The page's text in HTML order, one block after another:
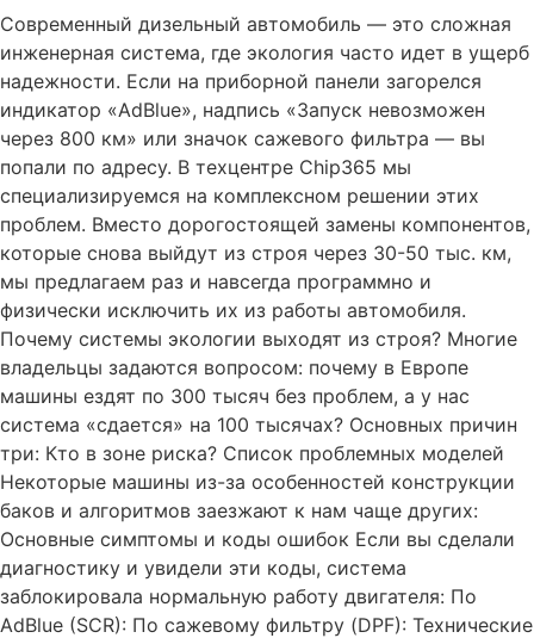
Современный дизельный автомобиль — это сложная
инженерная система, где экология часто идет в ущерб
надежности. Если на приборной панели загорелся
индикатор «AdBlue», надпись «Запуск невозможен
через 800 км» или значок сажевого фильтра — вы
попали по адресу. В техцентре Chip365 мы
специализируемся на комплексном решении этих
проблем. Вместо дорогостоящей замены компонентов,
которые снова выйдут из строя через 30-50 тыс. км,
мы предлагаем раз и навсегда программно и
физически исключить их из работы автомобиля.
Почему системы экологии выходят из строя? Многие
владельцы задаются вопросом: почему в Европе
машины ездят по 300 тысяч без проблем, а у нас
система «сдается» на 100 тысячах? Основных причин
три: Кто в зоне риска? Список проблемных моделей
Некоторые машины из-за особенностей конструкции
баков и алгоритмов заезжают к нам чаще других:
Основные симптомы и коды ошибок Если вы сделали
диагностику и увидели эти коды, система
заблокировала нормальную работу двигателя: По
AdBlue (SCR): По сажевому фильтру (DPF): Технические